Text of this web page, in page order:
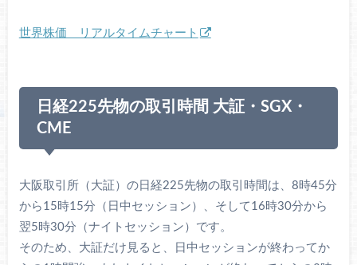
世界株価 リアルタイムチャート
日経225先物の取引時間 大証・SGX・
CME
大阪取引所（大証）の日経225先物の取引時間は、8時45分
から15時15分（日中セッション）、そして16時30分から
翌5時30分（ナイトセッション）です。
そのため、大証だけ見ると、日中セッションが終わってか